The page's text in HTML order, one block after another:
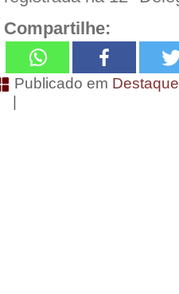
Compartilhe:
Publicado em
|